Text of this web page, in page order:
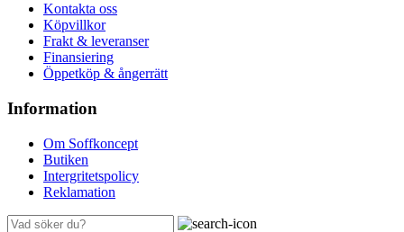
Kontakta oss
Köpvillkor
Frakt & leveranser
Finansiering
Öppetköp & ångerrätt
Information
Om Soffkoncept
Butiken
Intergritetspolicy
Reklamation